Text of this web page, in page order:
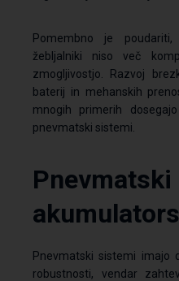
Pomembno je
žebljalniki niso več
zmogljivostjo. Razvoj
baterij in mehanskih
mnogih primerih
pnevmatski sistemi.
Pnevmatski sistemi imajo
robustnosti, vendar